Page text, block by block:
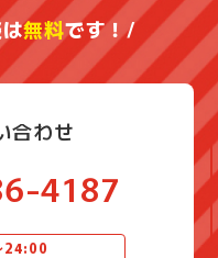
無料です！/
合わせ
4187
24:00